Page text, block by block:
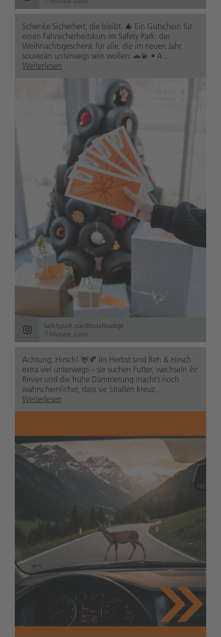
Schenke Sicherheit, die bleibt. 🎄 Ein Gutschein für
einen Fahrsicherheitskurs im Safety Park: das
Weihnachtsgeschenk für alle, die im neuen Jahr
souverän unterwegs sein wollen. 🚗💫 • A ...
Weiterlesen
safetypark.suedtirolaltoadige
7 Monate zuvor
Achtung, Hirsch! 🦌🍂 Im Herbst sind Reh & Hirsch
extra viel unterwegs – sie suchen Futter, wechseln ihr
Revier und die frühe Dämmerung macht’s noch
wahrscheinlicher, dass sie Straßen kreuz...
Weiterlesen